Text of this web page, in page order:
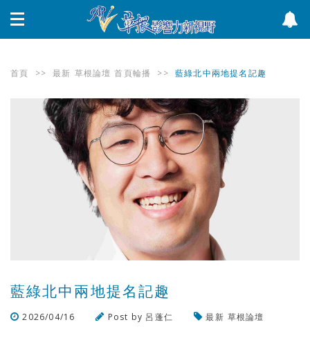
首頁 >> 最新 草根論壇 首頁輪播 >> 藍綠北中兩地提名記趣
藍綠北中兩地提名記趣
2026/04/16 Post by 呂蓬仁 最新 草根論壇